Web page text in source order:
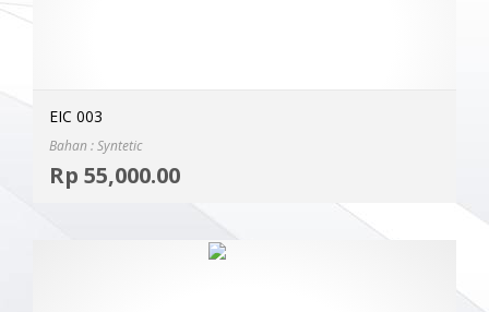
EIC 003
Bahan : Syntetic
Rp 55,000.00